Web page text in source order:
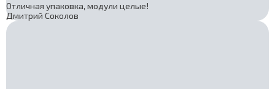
Отличная упаковка, модули целые!
Дмитрий Соколов